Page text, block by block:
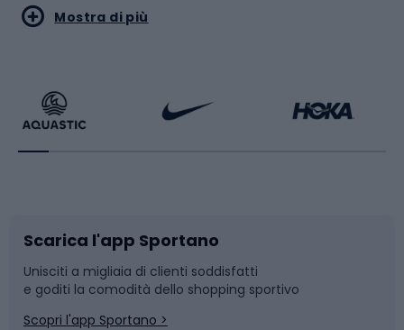
Sport acquatici
Bikepacking
Bushcraft
Corsa
Sport di arti marziali
Sport con le racchette
Slitte e slittini
Snowboard
Mostra di più
Scarica l'app Sportano
Unisciti a migliaia di clienti soddisfatti
e goditi la comodità dello shopping sportivo
Scopri l'app Sportano >